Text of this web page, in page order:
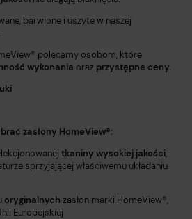
barwione i uszyte w naszej
polecamy osobom, które
wykonania oraz przystępne ceny.
zasłony HomeView®️:
tkaniny wysokiej jakości,
sprzyjającej właściwemu układaniu
oryginalnych zasłon marki HomeView®️,
Europejskiej